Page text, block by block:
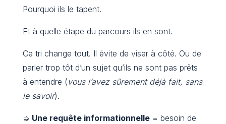
Pourquoi ils le tapent.
Et à quelle étape du parcours ils en sont.
Ce tri change tout. Il évite de viser à côté. Ou de
parler trop tôt d’un sujet qu’ils ne sont pas prêts
à entendre (vous l’avez sûrement déjà fait, sans
le savoir).
➭ Une requête informationnelle= besoin de